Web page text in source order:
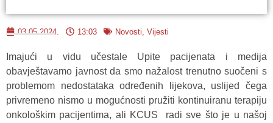
03.05.2024. 13:03 Novosti Vijesti
Imajući u vidu učestale Upite pacijenata i medija
obavještavamo javnost da smo nažalost trenutno suočeni s
problemom nedostataka određenih lijekova, uslijed čega
privremeno nismo u mogućnosti pružiti kontinuiranu terapiju
onkološkim pacijentima, ali KCUS radi sve što je u našoj